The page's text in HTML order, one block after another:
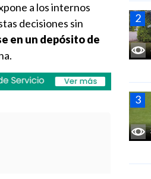
a los internos
decisiones sin
en un depósito de